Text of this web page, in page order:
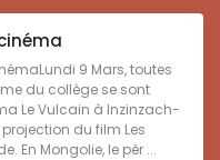
9 Mars, toutes
du collège se sont
Le Vulcain à Inzinzach-
du film Les
En Mongolie, le pèr ...